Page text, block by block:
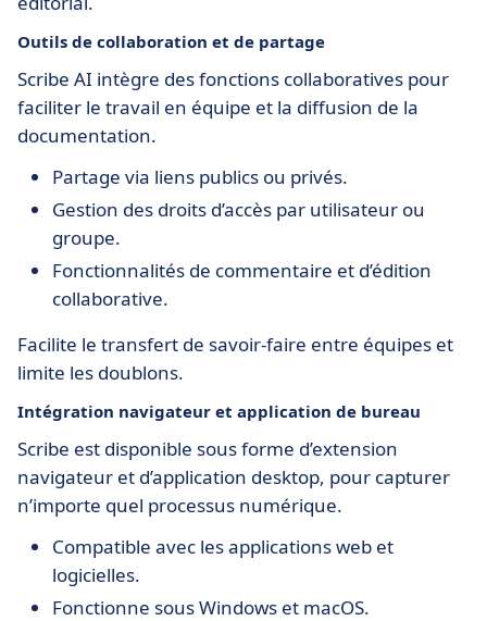
Outils de collaboration et de partage
Scribe AI intègre des fonctions collaboratives pour
faciliter le travail en équipe et la diffusion de la
documentation.
Partage via liens publics ou privés.
Gestion des droits d’accès par utilisateur ou
groupe.
Fonctionnalités de commentaire et d’édition
collaborative.
Facilite le transfert de savoir-faire entre équipes et
limite les doublons.
Intégration navigateur et application de bureau
Scribe est disponible sous forme d’extension
navigateur et d’application desktop, pour capturer
n’importe quel processus numérique.
Compatible avec les applications web et
logicielles.
Fonctionne sous Windows et macOS.